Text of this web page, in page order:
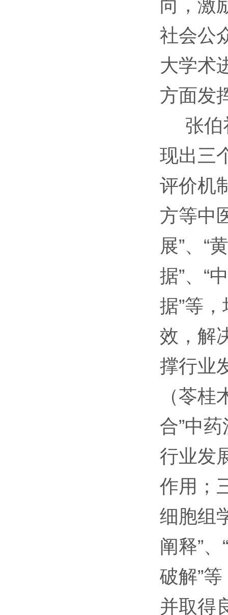
向，激
社会公
大学术
方面发
张伯
现出三
评价机
方等中
展”、“
据”、“
据”等
效，解
撑行业
（苓
合”中
行业发
作用；
细胞组
阐释”
破解”
并取得